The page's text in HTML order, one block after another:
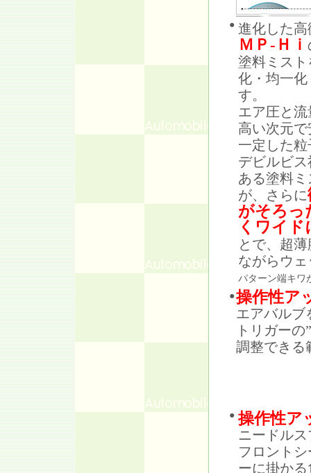
● 進化した
ＭＰ-Ｈｉ
塗料ミス
化・均一
す。
エア圧と
高い次元
一定した
デビルビ
ある塗料
が、さらに
がそろっ
くワイド
とで、超
ながらウ
パターン端キワ
●操作性ア
エアバルブ
トリガー
調整できる
● 操作性ア
ニードル
フロント
ーに掛か